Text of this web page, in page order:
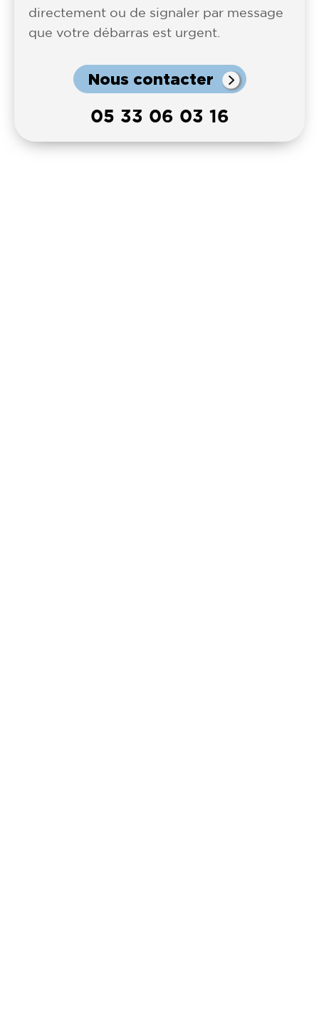
directement ou de signaler par message
que votre débarras est urgent.
Nous contacter
05 33 06 03 16